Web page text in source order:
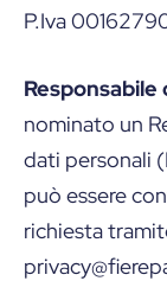
P.Iva
nominato un
dati personali
può essere
richiesta